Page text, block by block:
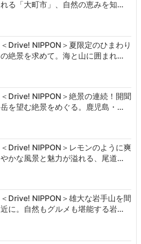
れる「大町市」、自然の恵みを知…
＜Drive! NIPPON＞夏限定のひまわり
の絶景を求めて。海と山に囲まれ…
＜Drive! NIPPON＞絶景の連続！開聞
岳を望む絶景をめぐる。鹿児島・…
＜Drive! NIPPON＞レモンのように爽
やかな風景と魅力が溢れる、尾道…
＜Drive! NIPPON＞雄大な岩手山を間
近に。自然もグルメも堪能する岩…